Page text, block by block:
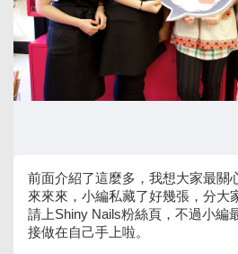
前面介紹了這麼多，我想大家最關
來來來，小編私藏了好幾張，分大
請上Shiny Nails粉絲頁，不過小編
接做在自己手上啦。